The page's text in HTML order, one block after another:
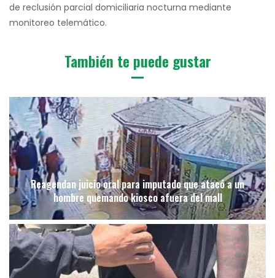
de reclusión parcial domiciliaria nocturna mediante
monitoreo telemático.
También te puede gustar
Reagendan juicio oral para imputado que atacó a un
hombre quemando kiosco afuera del mall